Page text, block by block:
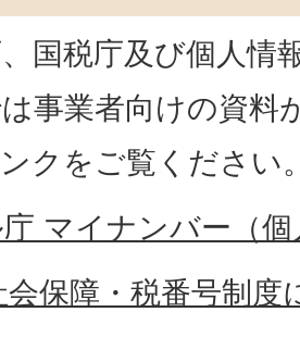
国税庁及び個人情
事業者向けの資料
クをご覧ください
マイナンバー（個
会保障・税番号制度